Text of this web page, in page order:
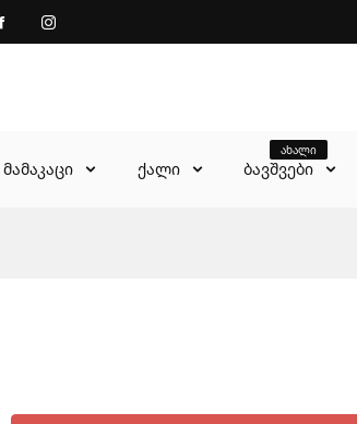
მამაკაცი ქალი ბავშვები
ახალი